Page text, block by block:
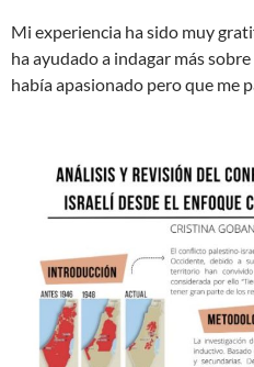
Mi experiencia ha sido muy
ha ayudado a indagar más
había apasionado pero que me